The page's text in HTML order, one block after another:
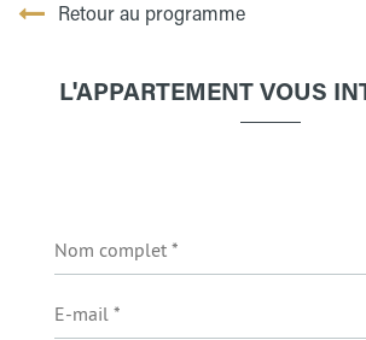
Retour au programme
L'APPARTEMENT VOUS